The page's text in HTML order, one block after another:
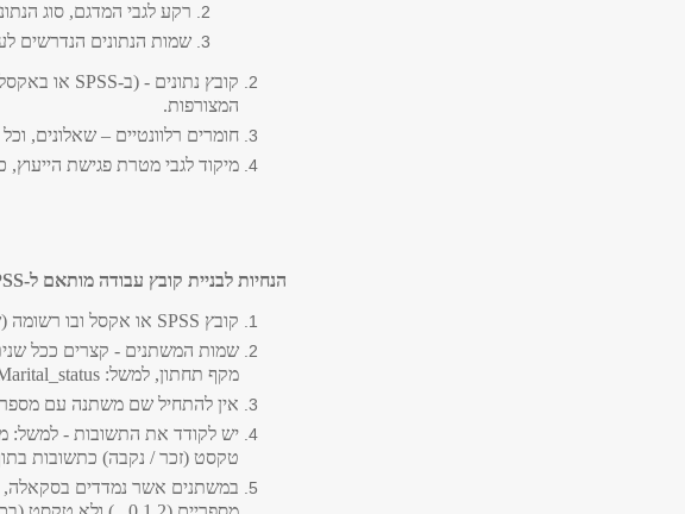
רקע לגבי המדגם, סוג
שמות הנתונים הנדרשים
קובץ נתונים - (ב-SPSS או
המצורפות.
חומרים רלוונטיים – שאלונים,
מיקוד לגבי מטרת פגישת הייעוץ,
הנחיות לבניית קובץ עבודה מותאם ל-
קובץ SPSS או אקסל ובו
שמות המשתנים - קצרים ככל
מקף תחתון, למשל:
אין להתחיל שם משתנה עם
טקסט (זכר / נקבה) כתשובות